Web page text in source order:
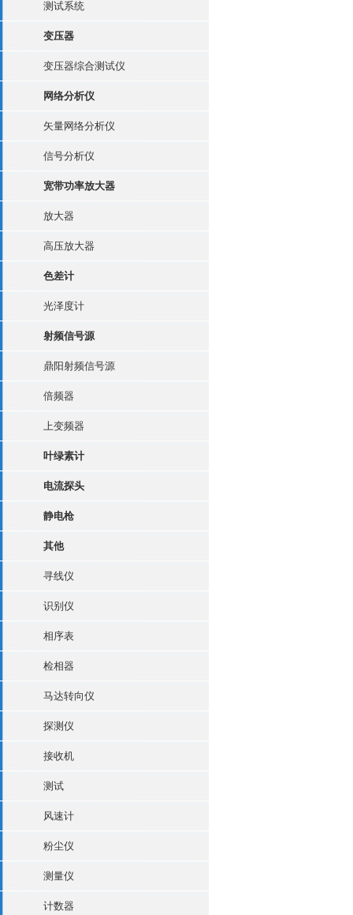
测试系统
变压器
变压器综合测试仪
网络分析仪
矢量网络分析仪
信号分析仪
宽带功率放大器
放大器
高压放大器
色差计
光泽度计
射频信号源
鼎阳射频信号源
倍频器
上变频器
叶绿素计
电流探头
静电枪
其他
寻线仪
识别仪
相序表
检相器
马达转向仪
探测仪
接收机
测试
风速计
粉尘仪
测量仪
计数器